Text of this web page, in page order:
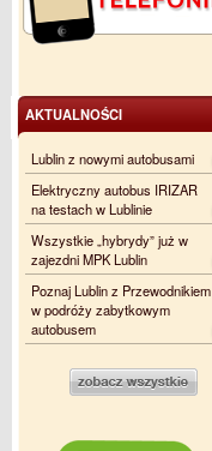
AKTUALNOŚCI
Lublin z nowymi autobusami
Elektryczny autobus IRIZAR
na testach w Lublinie
Wszystkie „hybrydy” już w
zajezdni MPK Lublin
Poznaj Lublin z Przewodnikiem
w podróży zabytkowym
autobusem